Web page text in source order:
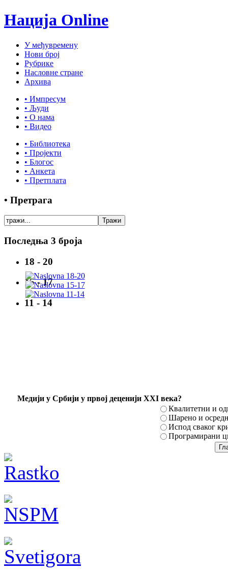
Нација Online
У међувремену
Нови број
Рубрике
Насловне стране
Архива
• Импресум
• Људи
• О нама
• Видео
• Библиотека
• Пројекти
• Блогос
• Анкета
• Претплата
• Претрага
Последња 3 броја
18 - 20
15 - 17
11 - 14
Mедији у Србији у првој деценији XXI века?
Квалитетни и
Шарено и
Испод сваког
Програмирани